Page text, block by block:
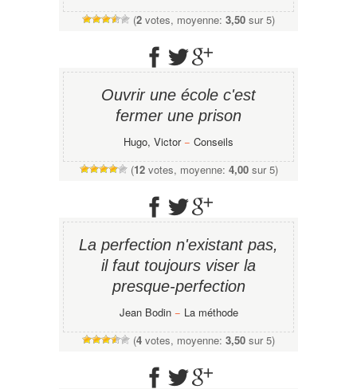
(2 votes, moyenne: 3,50 sur 5)
Ouvrir une école c'est
fermer une prison
Hugo, Victor− Conseils
(12votes, moyenne: 4,00sur 5)
La perfection n'existant pas,
il faut toujours viser la
presque-perfection
Jean Bodin− La méthode
(4 votes, moyenne: 3,50 sur 5)